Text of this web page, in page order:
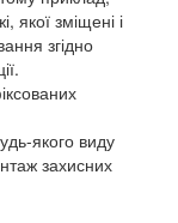
якої зміщені і
згідно
якого виду
захисних